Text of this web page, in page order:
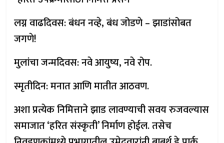
लग्न वाढदिवस: बंधन नव्हे, बंध जोडणे – झाडांसोबत
जगणे!
मुलांचा जन्मदिवस: नवे आयुष्य, नवे रोप.
स्मृतीदिन: मनात आणि मातीत आठवण.
अशा प्रत्येक निमित्ताने झाड लावण्याची सवय रुजवल्यास
समाजात ‘हरित संस्कृती’ निर्माण होईल. तसेच